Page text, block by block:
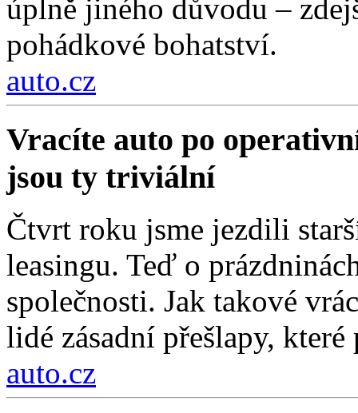
úplně jiného důvodu –
pohádkové bohatství.
auto.cz
Vracíte auto po
jsou ty triviální
Čtvrt roku jsme jezdili
leasingu. Teď o
společnosti. Jak takové
lidé zásadní přešlapy,
auto.cz